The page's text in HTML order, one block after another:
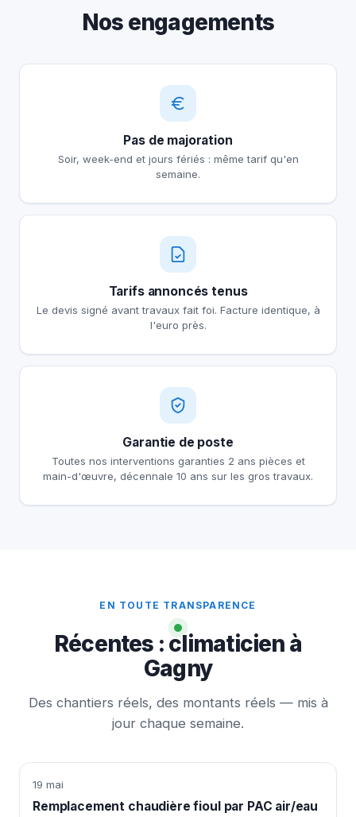
Nos engagements
Pas de majoration
Soir, week-end et jours fériés : même tarif qu'en
semaine.
Tarifs annoncés tenus
Le devis signé avant travaux fait foi. Facture identique, à
l'euro près.
Garantie de poste
Toutes nos interventions garanties 2 ans pièces et
main-d'œuvre, décennale 10 ans sur les gros travaux.
EN TOUTE TRANSPARENCE
Récentes : climaticien à
Gagny
Des chantiers réels, des montants réels — mis à
jour chaque semaine.
19 mai
Remplacement chaudière fioul par PAC air/eau